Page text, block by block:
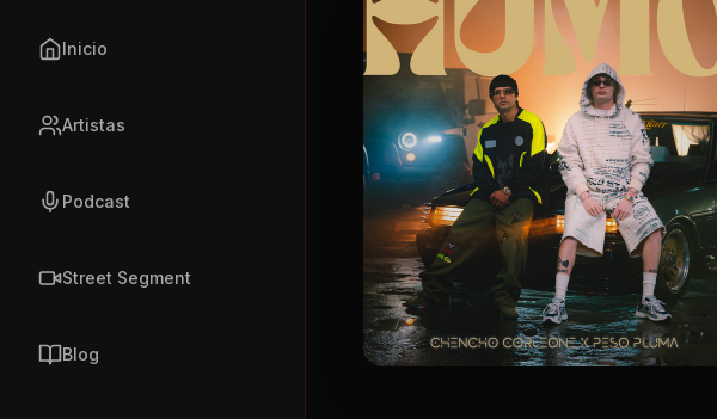
Inicio
Artistas
Podcast
Street Segment
Blog